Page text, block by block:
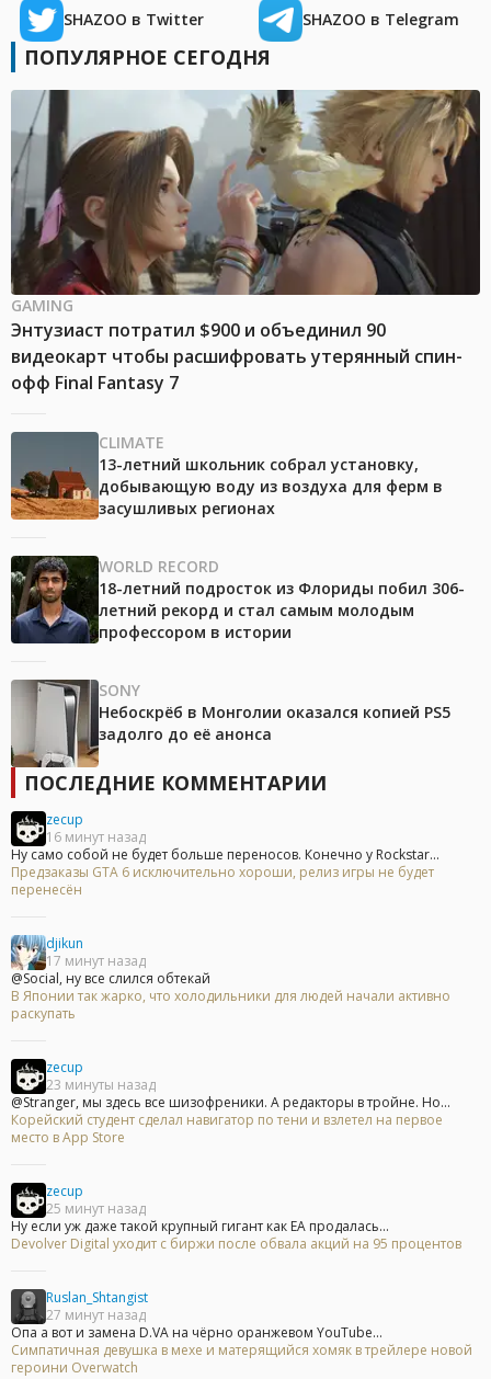
SHAZOO в Twitter SHAZOO в Telegram
ПОПУЛЯРНОЕ СЕГОДНЯ
GAMING
Энтузиаст потратил $900 и объединил 90
видеокарт чтобы расшифровать утерянный спин-
офф Final Fantasy 7
CLIMATE
13-летний школьник собрал установку,
добывающую воду из воздуха для ферм в
засушливых регионах
WORLD RECORD
18-летний подросток из Флориды побил 306-
летний рекорд и стал самым молодым
профессором в истории
SONY
Небоскрёб в Монголии оказался копией PS5
задолго до её анонса
ПОСЛЕДНИЕ КОММЕНТАРИИ
zecup
16 минут назад
Ну само собой не будет больше переносов. Конечно у Rockstar...
Предзаказы GTA 6 исключительно хороши, релиз игры не будет
перенесён
djikun
17 минут назад
@Social, ну все слился обтекай
В Японии так жарко, что холодильники для людей начали активно
раскупать
zecup
23 минуты назад
@Stranger, мы здесь все шизофреники. А редакторы в тройне. Но...
Корейский студент сделал навигатор по тени и взлетел на первое
место в App Store
zecup
25 минут назад
Ну если уж даже такой крупный гигант как ЕА продалась...
Devolver Digital уходит с биржи после обвала акций на 95 процентов
Ruslan_Shtangist
27 минут назад
Опа а вот и замена D.VA на чёрно оранжевом YouTube...
Симпатичная девушка в мехе и матерящийся хомяк в трейлере новой
героини Overwatch